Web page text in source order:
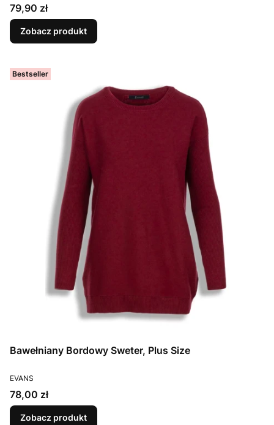
Cena
79,90 zł
Zobacz produkt
Bestseller
Bawełniany Bordowy Sweter, Plus Size
PRODUCENT
EVANS
Cena
78,00 zł
Zobacz produkt